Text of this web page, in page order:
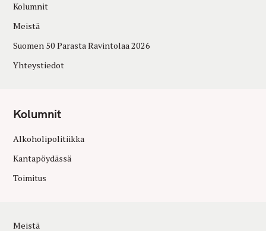
Kolumnit
Meistä
Suomen 50 Parasta Ravintolaa 2026
Yhteystiedot
Kolumnit
Alkoholipolitiikka
Kantapöydässä
Toimitus
Meistä